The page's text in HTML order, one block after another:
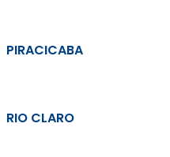
PIRACICABA
RIO CLARO